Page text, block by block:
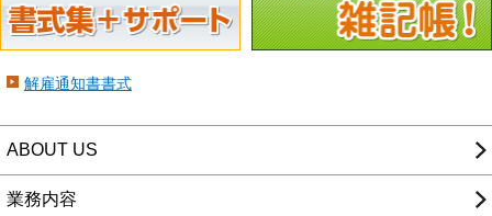
解雇通知書書式
ABOUT US
業務内容